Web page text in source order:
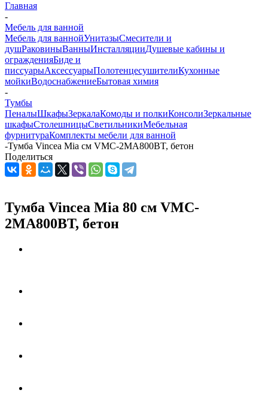
Главная
-
Мебель для ванной
Мебель для ваннойУнитазыСмесители и
душРаковиныВанныИнсталляцииДушевые кабины и
огражденияБиде и
писсуарыАксессуарыПолотенцесушителиКухонные
мойкиВодоснабжениеБытовая химия
-
Тумбы
ПеналыШкафыЗеркалаКомоды и полкиКонсолиЗеркальные
шкафыСтолешницыСветильникиМебельная
фурнитураКомплекты мебели для ванной
-Тумба Vincea Mia см VMC-2MA800BT, бетон
Поделиться
Тумба Vincea Mia 80 см VMC-
2MA800BT, бетон